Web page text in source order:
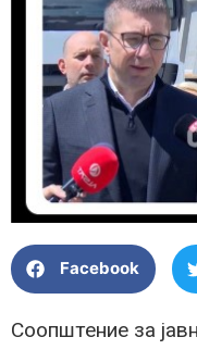
Facebook
Соопштение за